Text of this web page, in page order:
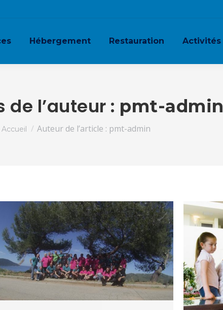
Hébergement Restauration Activités
de l’auteur : pmt-admin
Vous êtes ici :
Accueil Auteur de l’article : pmt-admin